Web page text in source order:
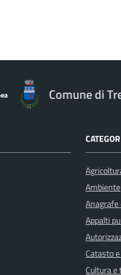
Comune di
Ambiente
Appalti
Catasto
Cultura e